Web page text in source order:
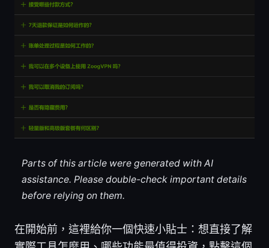
Parts of this article were generated with AI
assistance. Please double-check important details
before relying on them.
在開始前，這裡給你一個快速小貼士：想直接了解